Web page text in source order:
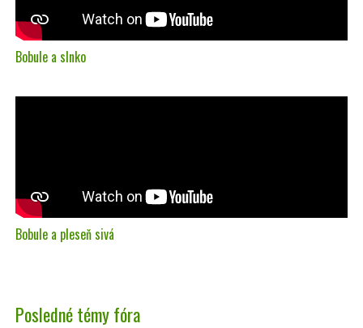
Bobule a slnko
Bobule a pleseň sivá
Posledné témy fóra